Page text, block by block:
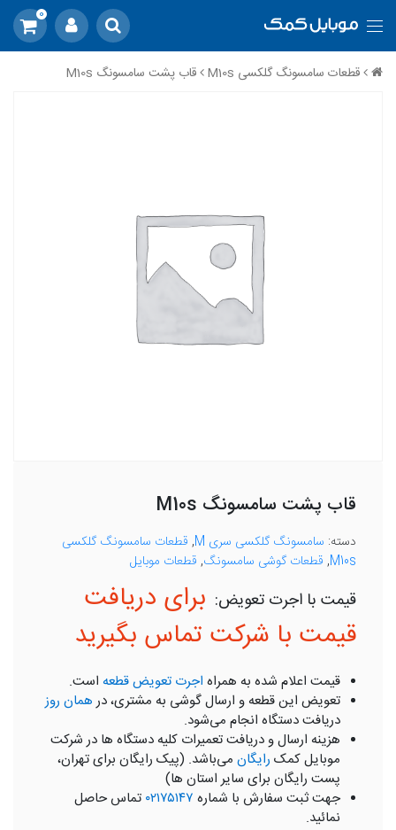
0
قطعات سامسونگ گلکسی M10s قاب پشت سامسونگ M10s
قاب پشت سامسونگ M10s
دسته: سامسونگ گلکسی سری M , قطعات سامسونگ گلکسی
M10s
, قطعات گوشی سامسونگ, قطعات موبایل
برای دریافت
قیمت با شرکت تماس بگیرید
قیمت اعلام شده به همراه اجرت تعویض قطعه است.
تعویض این قطعه و ارسال گوشی به مشتری، درهمان روز
دریافت دستگاه انجام می‌شود.
هزینه ارسال و دریافت تعمیرات کلیه دستگاه ها در شرکت
موبایل کمک رایگان می‌باشد. (پیک رایگان برای تهران،
پست رایگان برای سایر استان ها)
جهت ثبت سفارش با شماره ۰۲۱۷۵۱۴۷ تماس حاصل
نمائید.